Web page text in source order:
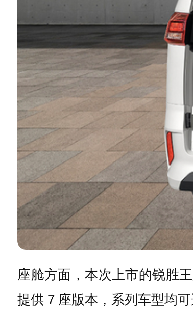
座舱方面，本次上市的锐胜
提供 7 座版本，系列车型均